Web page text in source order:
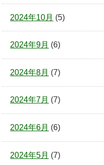
2024年10月 (5)
2024年9月 (6)
2024年8月 (7)
2024年7月 (7)
2024年6月 (6)
2024年5月 (7)